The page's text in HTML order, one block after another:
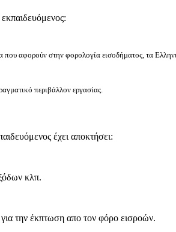
αφορούν στην φορολογία εισοδήματος, τα
περιβάλλον εργασίας.
έχει αποκτήσει:
κλπ.
την έκπτωση απο τον φόρο εισροών.